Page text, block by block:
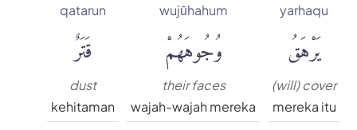
yarhaqu
يَرْهَقُ
(will) cover
mereka itu
wujūhahum
وُجُوهَهُمْ
their faces
wajah-wajah mereka
qatarun
قَتَرٌ
dust
kehitaman